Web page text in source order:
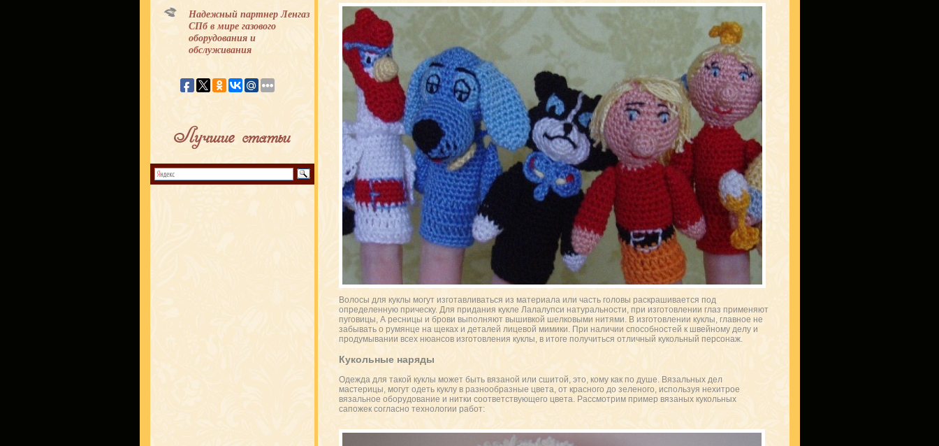
Надежный партнер Ленгаз
СПб в мире газового
оборудования и
обслуживания
Лучшие статьи
Волосы для куклы могут изготавливаться из материала или часть головы раскрашивается под
определенную прическу. Для придания кукле Лалалупси натуральности, при изготовлении глаз применяют
пуговицы, А ресницы и брови выполняют вышивкой шелковыми нитями. В изготовлении куклы, главное не
забывать о румянце на щеках и деталей лицевой мимики. При наличии способностей к швейному делу и
продумывании всех нюансов изготовления куклы, в итоге получиться отличный кукольный персонаж.
Кукольные наряды
Одежда для такой куклы может быть вязаной или сшитой, это, кому как по душе. Вязальных дел
мастерицы, могут одеть куклу в разнообразные цвета, от красного до зеленого, используя нехитрое
вязальное оборудование и нитки соответствующего цвета. Рассмотрим пример вязаных кукольных
сапожек согласно технологии работ: